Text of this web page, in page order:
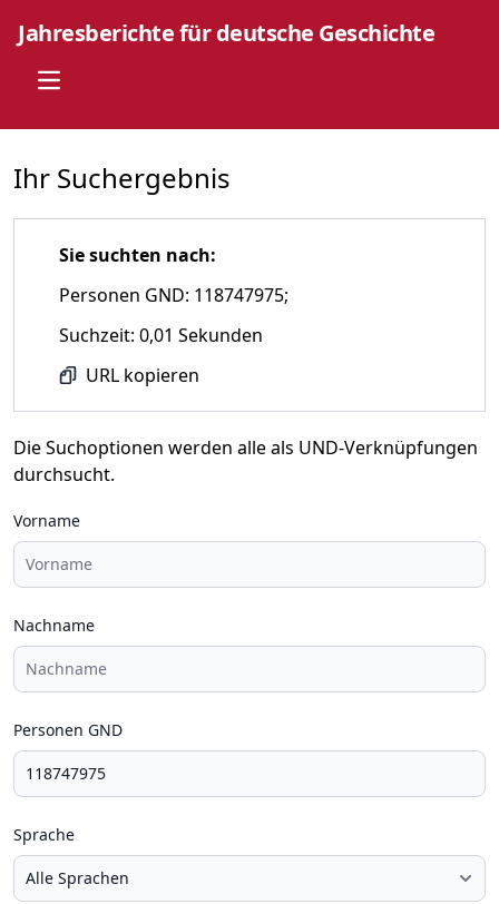
Jahresberichte für deutsche Geschichte
Open main menu
Ihr Suchergebnis
Sie suchten nach:
Personen GND: 118747975;
Suchzeit: 0,01 Sekunden
URL kopieren
Die Suchoptionen werden alle als UND-Verknüpfungen
durchsucht.
Vorname
Nachname
Personen GND
Sprache